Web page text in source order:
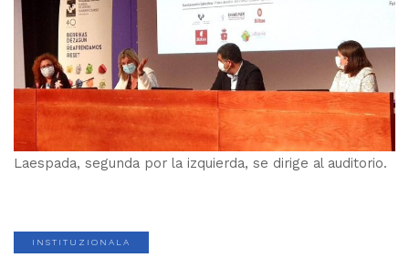
Laespada, segunda por la izquierda, se dirige al auditorio.
INSTITUZIONALA